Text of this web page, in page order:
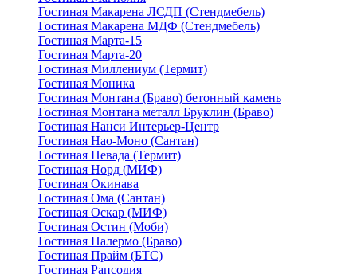
Гостиная Макарена ЛСДП (Стендмебель)
Гостиная Макарена МДФ (Стендмебель)
Гостиная Марта-15
Гостиная Марта-20
Гостиная Миллениум (Термит)
Гостиная Моника
Гостиная Монтана (Браво) бетонный камень
Гостиная Монтана металл Бруклин (Браво)
Гостиная Нанси Интерьер-Центр
Гостиная Нао-Моно (Сантан)
Гостиная Невада (Термит)
Гостиная Норд (МИФ)
Гостиная Окинава
Гостиная Ома (Сантан)
Гостиная Оскар (МИФ)
Гостиная Остин (Моби)
Гостиная Палермо (Браво)
Гостиная Прайм (БТС)
Гостиная Рапсодия